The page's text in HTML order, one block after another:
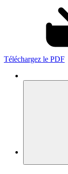
Téléchargez le PDF